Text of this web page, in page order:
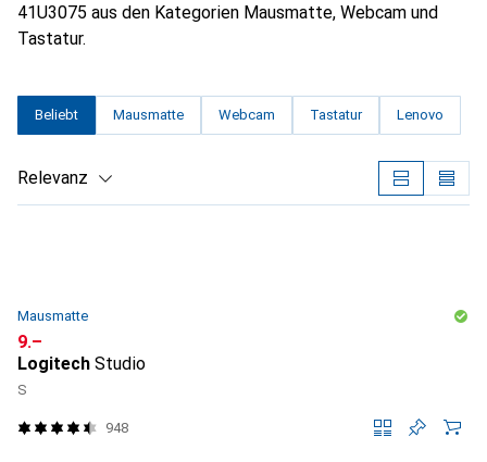
41U3075 aus den Kategorien Mausmatte, Webcam und
Tastatur.
Beliebt Mausmatte Webcam Tastatur Lenovo
Relevanz
Mausmatte
CHF
9.–
Logitech Studio
S
948